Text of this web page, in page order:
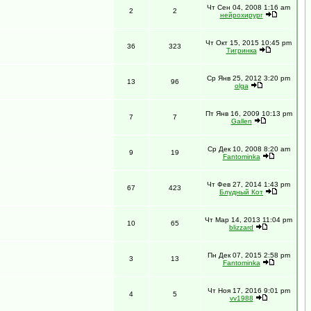
2 2
Чт Сен 04, 2008 1:16 am
нейрохирург
36 323
Чт Окт 15, 2015 10:45 pm
Тигринка
13 96
Ср Янв 25, 2012 3:20 pm
olga
7 7
Пт Янв 16, 2009 10:13 pm
Gallen
9 19
Ср Дек 10, 2008 8:20 am
Fantominka
67 423
Чт Фев 27, 2014 1:43 pm
Блудный Кот
10 65
Чт Мар 14, 2013 11:04 pm
blizzard
3 13
Пн Дек 07, 2015 2:58 pm
Fantominka
4 5
Чт Ноя 17, 2016 9:01 pm
vv1988